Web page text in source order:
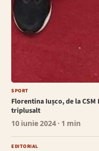
SPORT
Florentina Iușco, de la
triplusalt
10 iunie 2024 · 1 min
EDITORIAL